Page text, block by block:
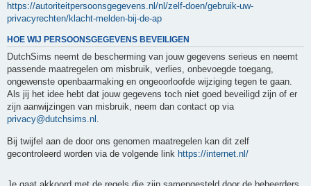
https://autoriteitpersoonsgegevens.nl/nl/zelf-doen/gebruik-uw-
privacyrechten/klacht-melden-bij-de-ap
HOE WIJ PERSOONSGEGEVENS BEVEILIGEN
DutchSims neemt de bescherming van jouw gegevens serieus en neemt
passende maatregelen om misbruik, verlies, onbevoegde toegang,
ongewenste openbaarmaking en ongeoorloofde wijziging tegen te gaan.
Als jij het idee hebt dat jouw gegevens toch niet goed beveiligd zijn of er
zijn aanwijzingen van misbruik, neem dan contact op via
privacy@dutchsims.nl .
Bij twijfel aan de door ons genomen maatregelen kan dit zelf
gecontroleerd worden via de volgende link https://internet.nl/